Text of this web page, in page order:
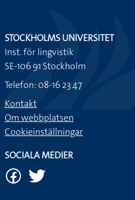
STOCKHOLMS UNIVERSITET
Inst. för lingvistik
SE-106 91 Stockholm
Telefon: 08-16 23 47
Kontakt
Om webbplatsen
Cookieinställningar
SOCIALA MEDIER